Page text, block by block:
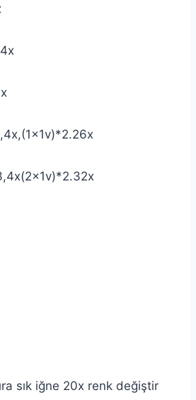
sık iğne 20x renk değiştir